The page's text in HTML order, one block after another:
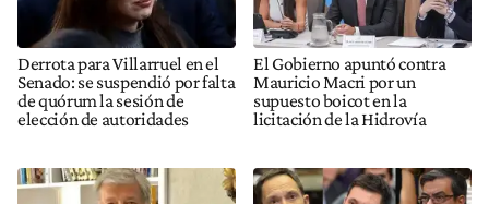
Derrota para Villarruel en el
Senado: se suspendió por falta
de quórum la sesión de
elección de autoridades
El Gobierno apuntó contra
Mauricio Macri por un
supuesto boicot en la
licitación de la Hidrovía